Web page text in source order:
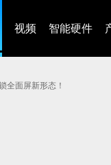
视频 智能硬件